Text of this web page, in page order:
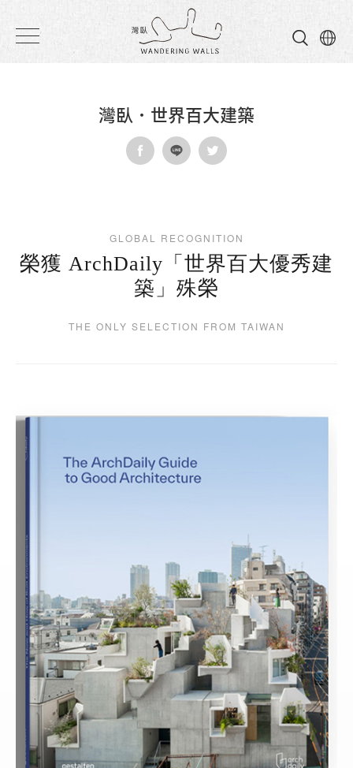
民
宿
灣臥．世界百大建築
GLOBAL RECOGNITION
榮獲 ArchDaily「世界百大優秀建
築」殊榮
THE ONLY SELECTION FROM TAIWAN